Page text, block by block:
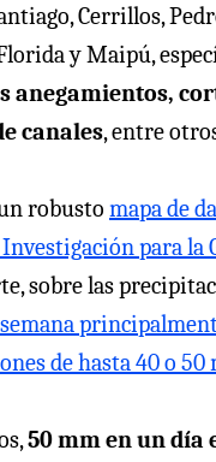
Cerrillos,
y Maipú,
canales, entre
robusto mapa de
para la
sobre las
de hasta 40 o
50 mm en un día